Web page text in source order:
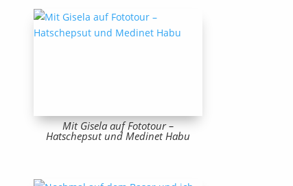
Mit Gisela auf Fototour –
Hatschepsut und Medinet Habu